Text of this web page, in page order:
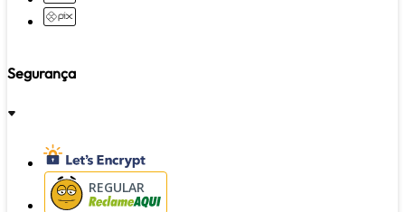
Segurança
REGULAR